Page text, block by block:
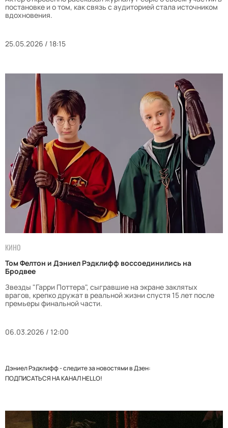
постановке и о том, как связь с аудиторией стала источником
вдохновения.
25.05.2026 / 18:15
КИНО
Том Фелтон и Дэниел Рэдклифф воссоединились на
Бродвее
Звезды "Гарри Поттера", сыгравшие на экране заклятых
врагов, крепко дружат в реальной жизни спустя 15 лет после
премьеры финальной части.
06.03.2026 / 12:00
Дэниел Рэдклифф - следите за новостями в Дзен:
ПОДПИСАТЬСЯ НА КАНАЛ HELLO!